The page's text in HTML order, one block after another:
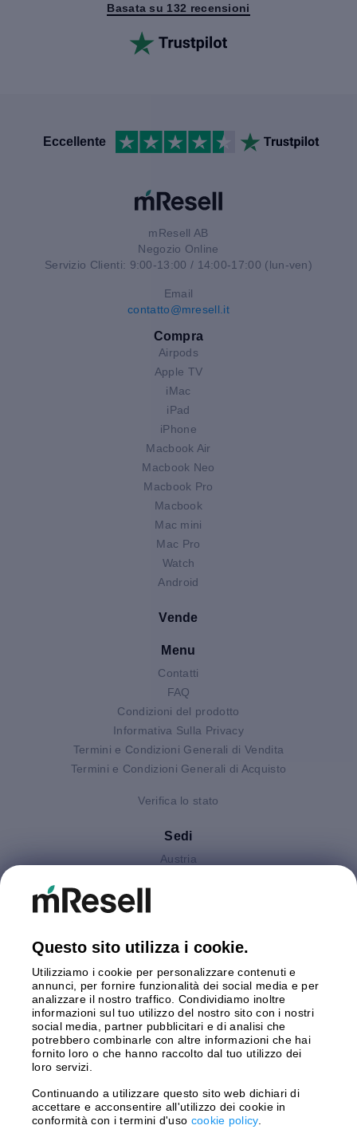
Basata su 132 recensioni
Eccellente
mResell AB
Negozio Online
Servizio Clienti: 9:00-13:00 / 14:00-17:00 (lun-ven)
Email
contatto@mresell.it
Compra
Airpods
Apple TV
iMac
iPad
iPhone
Macbook Air
Macbook Neo
Macbook Pro
Macbook
Mac mini
Mac Pro
Watch
Android
Vende
Menu
Contatti
FAQ
Condizioni del prodotto
Informativa Sulla Privacy
Termini e Condizioni Generali di Vendita
Termini e Condizioni Generali di Acquisto
Verifica lo stato
Sedi
Austria
Gran Bretagna
Olanda
Polonia
Spagna
Svezia
Pagamento
Spedizione con
Questo sito utilizza i cookie.
Utilizziamo i cookie per personalizzare contenuti e
annunci, per fornire funzionalità dei social media e per
analizzare il nostro traffico. Condividiamo inoltre
informazioni sul tuo utilizzo del nostro sito con i nostri
social media, partner pubblicitari e di analisi che
potrebbero combinarle con altre informazioni che hai
fornito loro o che hanno raccolto dal tuo utilizzo dei
loro servizi.
Continuando a utilizzare questo sito web dichiari di
accettare e acconsentire all'utilizzo dei cookie in
conformità con i termini d'uso cookie policy.